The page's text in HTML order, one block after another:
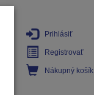
Prihlásiť
Registrovať
Nákupný košík